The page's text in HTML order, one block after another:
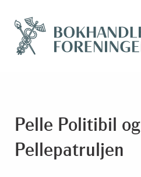
Pelle Politibil og
Pellepatruljen